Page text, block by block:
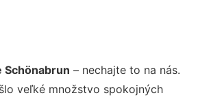
Schönabrun – nechajte to na nás.
veľké množstvo spokojných